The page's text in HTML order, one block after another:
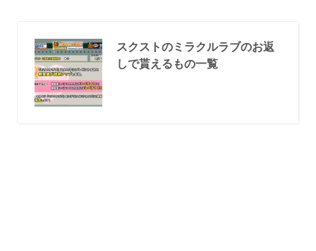
スクストのミラクルラブのお返
しで貰えるもの一覧